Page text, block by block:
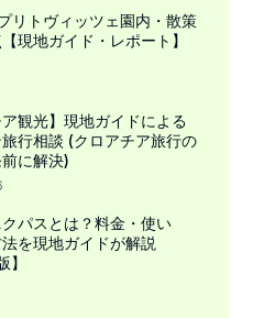
リトヴィッツェ園内・散策
現地ガイド・レポート】
ア観光】現地ガイドによる
行相談 (クロアチア旅行の
に解決)
クパスとは？料金・使い
を現地ガイドが解説
】